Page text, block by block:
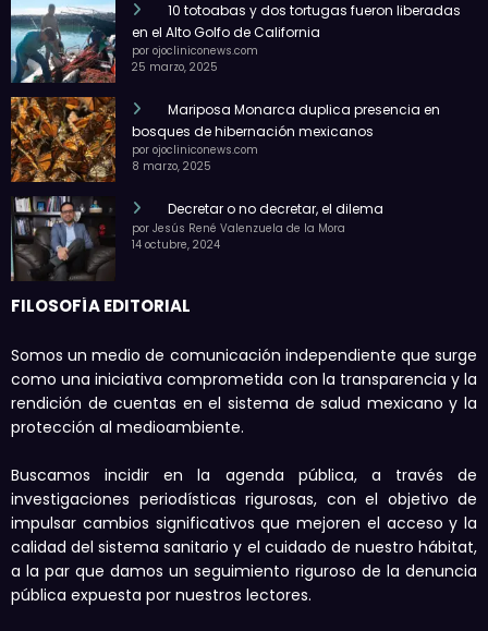
10 totoabas y dos tortugas fueron liberadas
en el Alto Golfo de California
por ojocliniconews.com
25 marzo, 2025
Mariposa Monarca duplica presencia en
bosques de hibernación mexicanos
por ojocliniconews.com
8 marzo, 2025
Decretar o no decretar, el dilema
por Jesús René Valenzuela de la Mora
14 octubre, 2024
FILOSOFÍA EDITORIAL
Somos un medio de comunicación independiente que surge
como una iniciativa comprometida con la transparencia y la
rendición de cuentas en el sistema de salud mexicano y la
protección al medioambiente.
Buscamos incidir en la agenda pública, a través de
investigaciones periodísticas rigurosas, con el objetivo de
impulsar cambios significativos que mejoren el acceso y la
calidad del sistema sanitario y el cuidado de nuestro hábitat,
a la par que damos un seguimiento riguroso de la denuncia
pública expuesta por nuestros lectores.